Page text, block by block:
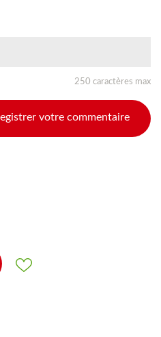
250 caractères max
votre commentaire